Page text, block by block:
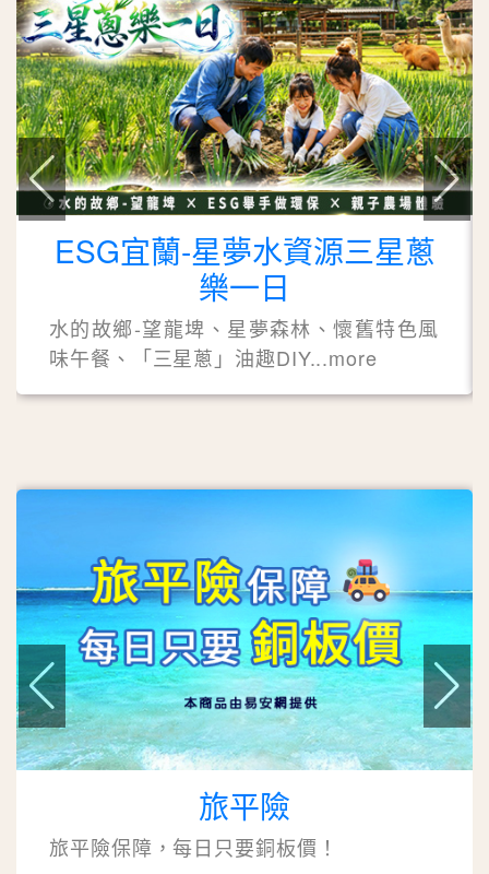
ESG宜蘭-星夢水資源三星蔥
樂一日
水的故鄉-望龍埤、星夢森林、懷舊特色風
味午餐、「三星蔥」油趣DIY...more
旅平險
旅平險保障，每日只要銅板價！